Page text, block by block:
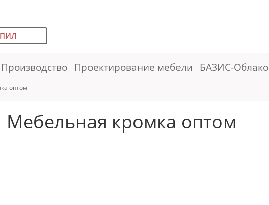
Производство Проектирование мебели БАЗИС-Облако
оптом
Мебельная кромка оптом